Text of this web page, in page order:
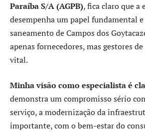
Paraíba S/A (AGPB), fica claro que a
desempenha um papel fundamental
saneamento de Campos dos
apenas fornecedores, mas gestores
vital.
Minha visão como especialista é
demonstra um compromisso sério
serviço, a modernização da
importante, com o bem-estar do